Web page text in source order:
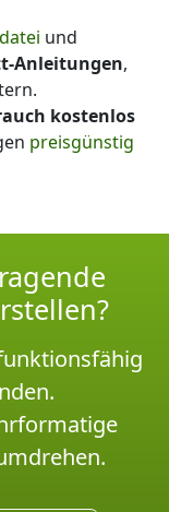
und
Anleitungen,
kostenlos
preisgünstig